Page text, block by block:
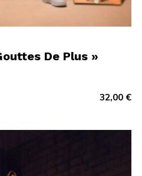
De Plus »
32,00 €